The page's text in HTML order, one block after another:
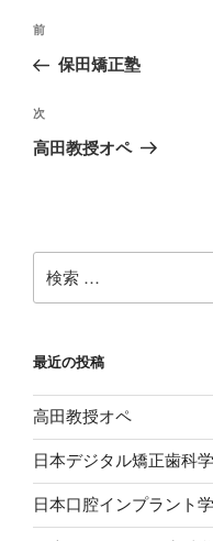
投
ナ
ビ
ゲ
ン
過
去
投
稿
前
保田矯正塾
次
の
次
高田教授オペ
索:
最近の投稿
高田教授オペ
日本デジタル矯正歯科
日本口腔インプラント